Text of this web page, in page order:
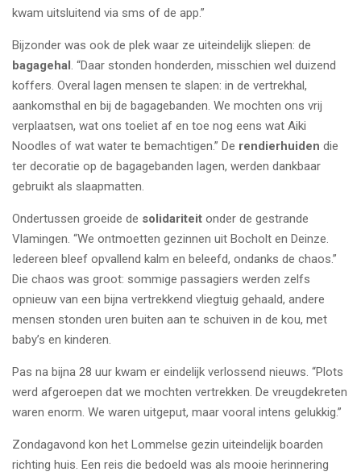
kwam uitsluitend via sms of de app.”
Bijzonder was ook de plek waar ze uiteindelijk sliepen: de
bagagehal. “Daar stonden honderden, misschien wel duizend
koffers. Overal lagen mensen te slapen: in de vertrekhal,
aankomsthal en bij de bagagebanden. We mochten ons vrij
verplaatsen, wat ons toeliet af en toe nog eens wat Aiki
Noodles of wat water te bemachtigen.” De rendierhuiden die
ter decoratie op de bagagebanden lagen, werden dankbaar
gebruikt als slaapmatten.
Ondertussen groeide de solidariteit onder de gestrande
Vlamingen. “We ontmoetten gezinnen uit Bocholt en Deinze.
Iedereen bleef opvallend kalm en beleefd, ondanks de chaos.”
Die chaos was groot: sommige passagiers werden zelfs
opnieuw van een bijna vertrekkend vliegtuig gehaald, andere
mensen stonden uren buiten aan te schuiven in de kou, met
baby’s en kinderen.
Pas na bijna 28 uur kwam er eindelijk verlossend nieuws. “Plots
werd afgeroepen dat we mochten vertrekken. De vreugdekreten
waren enorm. We waren uitgeput, maar vooral intens gelukkig.”
Zondagavond kon het Lommelse gezin uiteindelijk boarden
richting huis. Een reis die bedoeld was als mooie herinnering